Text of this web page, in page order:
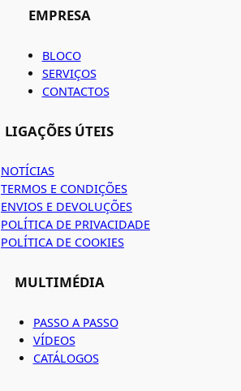
EMPRESA
BLOCO
SERVIÇOS
CONTACTOS
LIGAÇÕES ÚTEIS
NOTÍCIAS
TERMOS E CONDIÇÕES
ENVIOS E DEVOLUÇÕES
POLÍTICA DE PRIVACIDADE
POLÍTICA DE COOKIES
MULTIMÉDIA
PASSO A PASSO
VÍDEOS
CATÁLOGOS